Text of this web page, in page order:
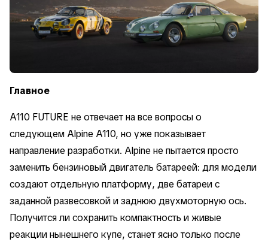
Главное
A110 FUTURE не отвечает на все вопросы о
следующем Alpine A110, но уже показывает
направление разработки. Alpine не пытается просто
заменить бензиновый двигатель батареей: для модели
создают отдельную платформу, две батареи с
заданной развесовкой и заднюю двухмоторную ось.
Получится ли сохранить компактность и живые
реакции нынешнего купе, станет ясно только после